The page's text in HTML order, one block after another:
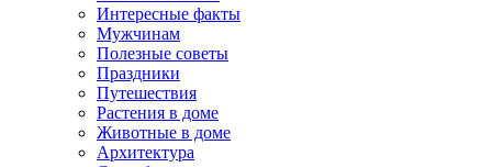
Интересные факты
Мужчинам
Полезные советы
Праздники
Путешествия
Растения в доме
Животные в доме
Архитектура